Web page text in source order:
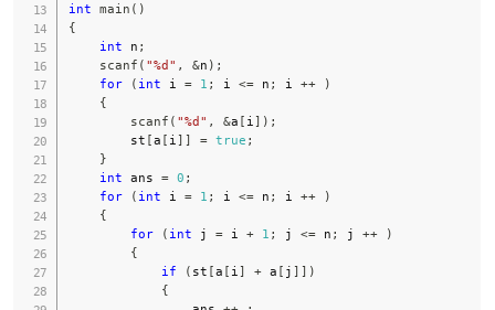
int main ( )
{
int n ;
scanf ( "%d" , &n ) ;
for
( int i = 1 ; i <= n ; i ++
)
{
scanf ( "%d" , &a [ i] ) ;
        st
[a [ i] ] = true ;
}
int ans = 0 ;
for
( int i = 1 ; i <= n ; i ++
)
{
for
( int j = i + 1 ; j <= n ; j ++
)
{
if
( st [a [ i] + a [ j ] ] )
{